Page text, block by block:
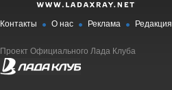
Контакты О нас Реклама Редакция
Проект Официального Лада Клуба